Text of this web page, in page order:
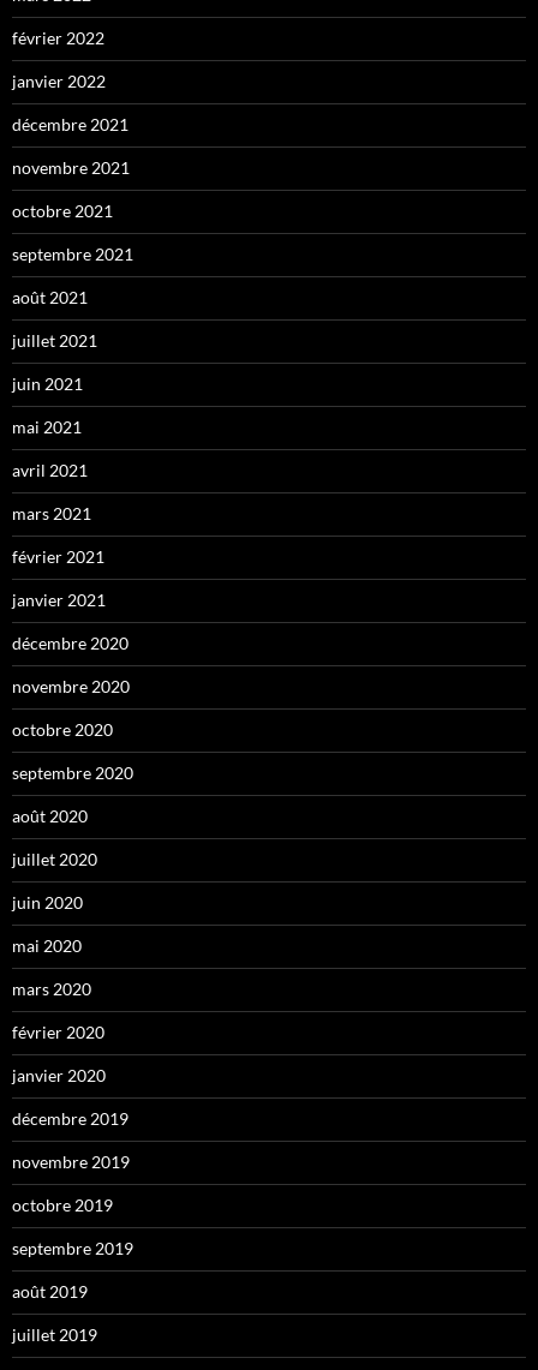
février 2022
janvier 2022
décembre 2021
novembre 2021
octobre 2021
septembre 2021
août 2021
juillet 2021
juin 2021
mai 2021
avril 2021
mars 2021
février 2021
janvier 2021
décembre 2020
novembre 2020
octobre 2020
septembre 2020
août 2020
juillet 2020
juin 2020
mai 2020
mars 2020
février 2020
janvier 2020
décembre 2019
novembre 2019
octobre 2019
septembre 2019
août 2019
juillet 2019